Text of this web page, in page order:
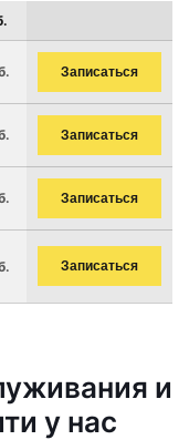
Записаться
Записаться
Записаться
Записаться
и
у нас